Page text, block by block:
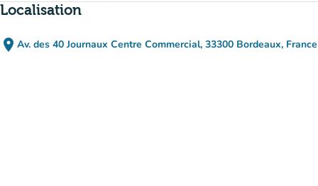
Localisation
place Av. des 40 Journaux Centre Commercial, 33300 Bordeaux, France
(ouvrir dans Google Maps)
(nouvel onglet)